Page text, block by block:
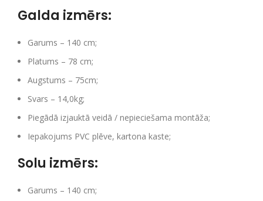
Galda izmērs:
Garums – 140 cm;
Platums – 78 cm;
Augstums – 75cm;
Svars – 14,0kg;
Piegādā izjauktā veidā / nepieciešama montāža;
Iepakojums PVC plēve, kartona kaste;
Solu izmērs:
Garums – 140 cm;